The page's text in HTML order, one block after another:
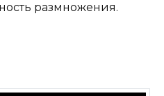
размножения.